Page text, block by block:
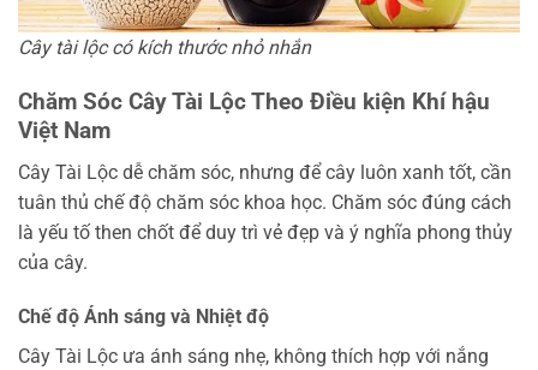
Cây tài lộc có kích thước nhỏ nhắn
Chăm Sóc Cây Tài Lộc Theo Điều kiện Khí hậu
Việt Nam
Cây Tài Lộc dễ chăm sóc, nhưng để cây luôn xanh tốt, cần
tuân thủ chế độ chăm sóc khoa học. Chăm sóc đúng cách
là yếu tố then chốt để duy trì vẻ đẹp và ý nghĩa phong thủy
của cây.
Chế độ Ánh sáng và Nhiệt độ
Cây Tài Lộc ưa ánh sáng nhẹ, không thích hợp với nắng